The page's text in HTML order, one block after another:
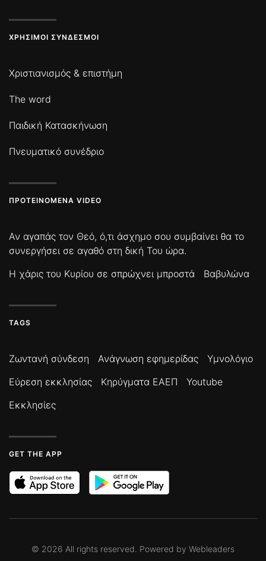
ΧΡΉΣΙΜΟΙ ΣΎΝΔΕΣΜΟΙ
Χριστιανισμός & επιστήμη
The word
Παιδική Κατασκήνωση
Πνευματικό συνέδριο
ΠΡΟΤΕΙΝΌΜΕΝΑ VIDEO
Αν αγαπάς τον Θεό, ό,τι άσχημο σου συμβαίνει θα το
συνεργήσει σε αγαθό στη δική Του ώρα.
Η χάρις του Κυρίου σε σπρώχνει μπροστά
Βαβυλώνα
TAGS
Ζωντανή σύνδεση Ανάγνωση εφημερίδας
Υμνολόγιο
Εύρεση εκκλησίας
Κηρύγματα ΕΑΕΠ
Youtube
Εκκλησίες
GET THE APP
© 2026 All rights reserved. Powered by Webleaders